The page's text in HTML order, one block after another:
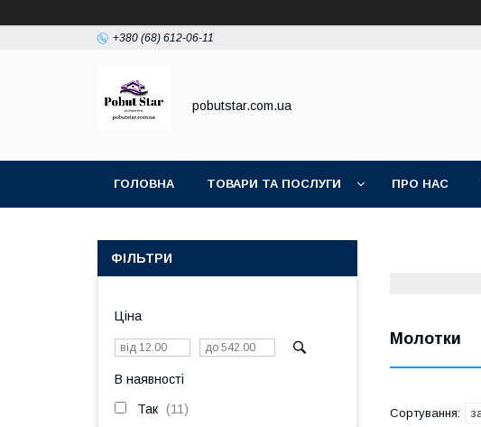
+380 (68) 612-06-11
pobutstar.com.ua
ГОЛОВНА ТОВАРИ ТА ПОСЛУГИ ПРО НАС
Молотки
ФІЛЬТРИ
Ціна
В наявності
Так 11